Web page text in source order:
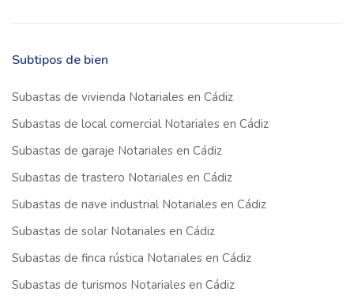
Subtipos de bien
Subastas de vivienda Notariales en Cádiz
Subastas de local comercial Notariales en Cádiz
Subastas de garaje Notariales en Cádiz
Subastas de trastero Notariales en Cádiz
Subastas de nave industrial Notariales en Cádiz
Subastas de solar Notariales en Cádiz
Subastas de finca rústica Notariales en Cádiz
Subastas de turismos Notariales en Cádiz